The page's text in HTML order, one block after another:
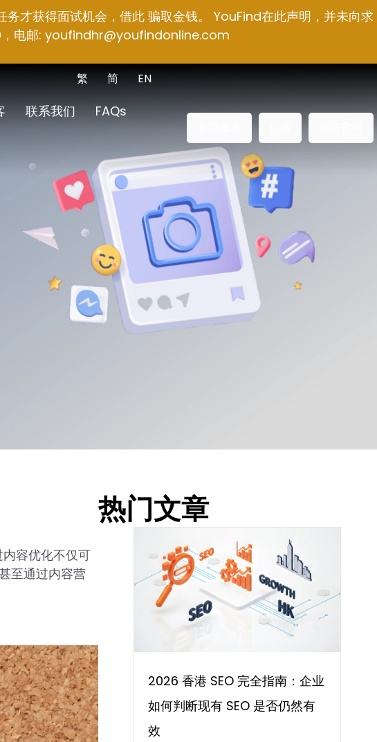
才获得面试机会，借此 骗取金钱。 YouFind在此声明，并未向求
电邮: youfindhr@youfindonline.com
EN
简
繁
联系我们
FAQs
容优化不仅可
至通过内容营
热门文章
2026 香港 SEO 完全指南：企业
如何判断现有 SEO 是否仍然有
效